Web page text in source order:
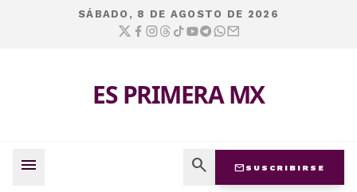
SÁBADO, 8 DE AGOSTO DE 2026
ES PRIMERA MX
menu search mail SUSCRIBIRSE